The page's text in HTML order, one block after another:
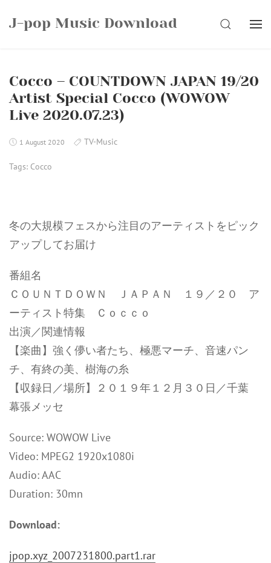
J-pop Music Download SEARCH
Cocco – COUNTDOWN JAPAN 19/20
Artist Special Cocco (WOWOW
Live 2020.07.23)
1 August 2020 TV-Music
Tags: Cocco
冬の大規模フェスから注目のアーティストをピック
アップしてお届け
番組名
ＣＯＵＮＴＤＯＷＮ ＪＡＰＡＮ １９／２０ ア
ーティスト特集 Ｃｏｃｃｏ
出演／関連情報
【楽曲】強く儚い者たち、極悪マーチ、音速パン
チ、有終の美、樹海の糸
【収録日／場所】２０１９年１２月３０日／千葉
幕張メッセ
Source: WOWOW Live
Video: MPEG2 1920x1080i
Audio: AAC
Duration: 30mn
Download:
jpop.xyz_2007231800.part1.rar